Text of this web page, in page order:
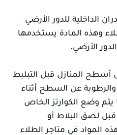
الداخلية للدور الأرضي
وهذه المادة يستخدمها
الأرضي.
المنازل قبل التبليط
عن السطح أثناء
يتم وضع الكوارتز الخاص
قبل لصق البلاط أو
المواد في متاجر الطلاء